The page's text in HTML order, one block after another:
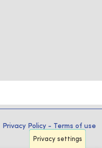
Privacy Policy - Terms of use
Privacy settings